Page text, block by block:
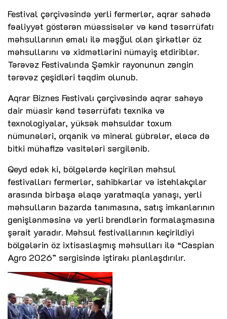
Festival çərçivəsində yerli fermerlər, aqrar sahədə
fəaliyyət göstərən müəssisələr və kənd təsərrüfatı
məhsullarının emalı ilə məşğul olan şirkətlər öz
məhsullarını və xidmətlərini nümayiş etdiriblər.
Tərəvəz Festivalında Şəmkir rayonunun zəngin
tərəvəz çeşidləri təqdim olunub.
Aqrar Biznes Festivalı çərçivəsində aqrar sahəyə
dair müasir kənd təsərrüfatı texnika və
texnologiyalar, yüksək məhsuldar toxum
nümunələri, orqanik və mineral gübrələr, eləcə də
bitki mühafizə vasitələri sərgilənib.
Qeyd edək ki, bölgələrdə keçirilən məhsul
festivalları fermerlər, sahibkarlar və istehlakçılar
arasında birbaşa əlaqə yaratmaqla yanaşı, yerli
məhsulların bazarda tanımasına, satış imkanlarının
genişlənməsinə və yerli brendlərin formalaşmasına
şərait yaradır. Məhsul festivallarının keçirildiyi
bölgələrin öz ixtisaslaşmış məhsulları ilə “Caspian
Agro 2026” sərgisində iştirakı planlaşdırılır.